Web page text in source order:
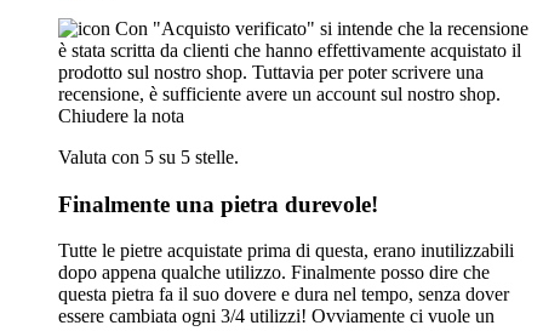
Con "Acquisto verificato" si intende che la recensione
è stata scritta da clienti che hanno effettivamente acquistato il
prodotto sul nostro shop. Tuttavia per poter scrivere una
recensione, è sufficiente avere un account sul nostro shop.
Chiudere la nota
Valuta con 5 su 5 stelle.
Finalmente una pietra durevole!
Tutte le pietre acquistate prima di questa, erano inutilizzabili
dopo appena qualche utilizzo. Finalmente posso dire che
questa pietra fa il suo dovere e dura nel tempo, senza dover
essere cambiata ogni 3/4 utilizzi! Ovviamente ci vuole un